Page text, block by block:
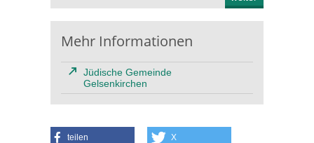
Mehr Informationen
Jüdische Gemeinde
Gelsenkirchen
teilen X